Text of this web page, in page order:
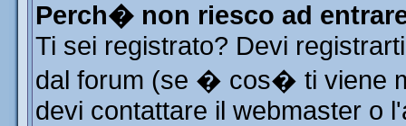
Perch� non riesco ad
Ti sei registrato? Devi
dal forum (se � cos� ti viene
devi contattare il webmaster o